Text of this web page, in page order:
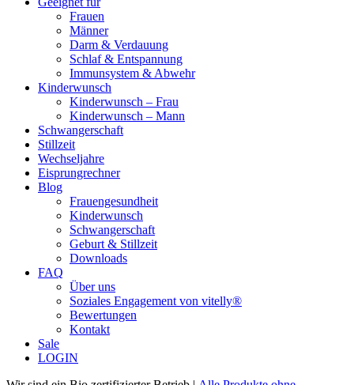
Frauen
Männer
Darm & Verdauung
Schlaf & Entspannung
Immunsystem & Abwehr
Kinderwunsch
Kinderwunsch – Frau
Kinderwunsch – Mann
Schwangerschaft
Stillzeit
Wechseljahre
Eisprungrechner
Blog
Frauengesundheit
Kinderwunsch
Schwangerschaft
Geburt & Stillzeit
Downloads
FAQ
Über uns
Soziales Engagement von vitelly®
Bewertungen
Kontakt
Sale
LOGIN